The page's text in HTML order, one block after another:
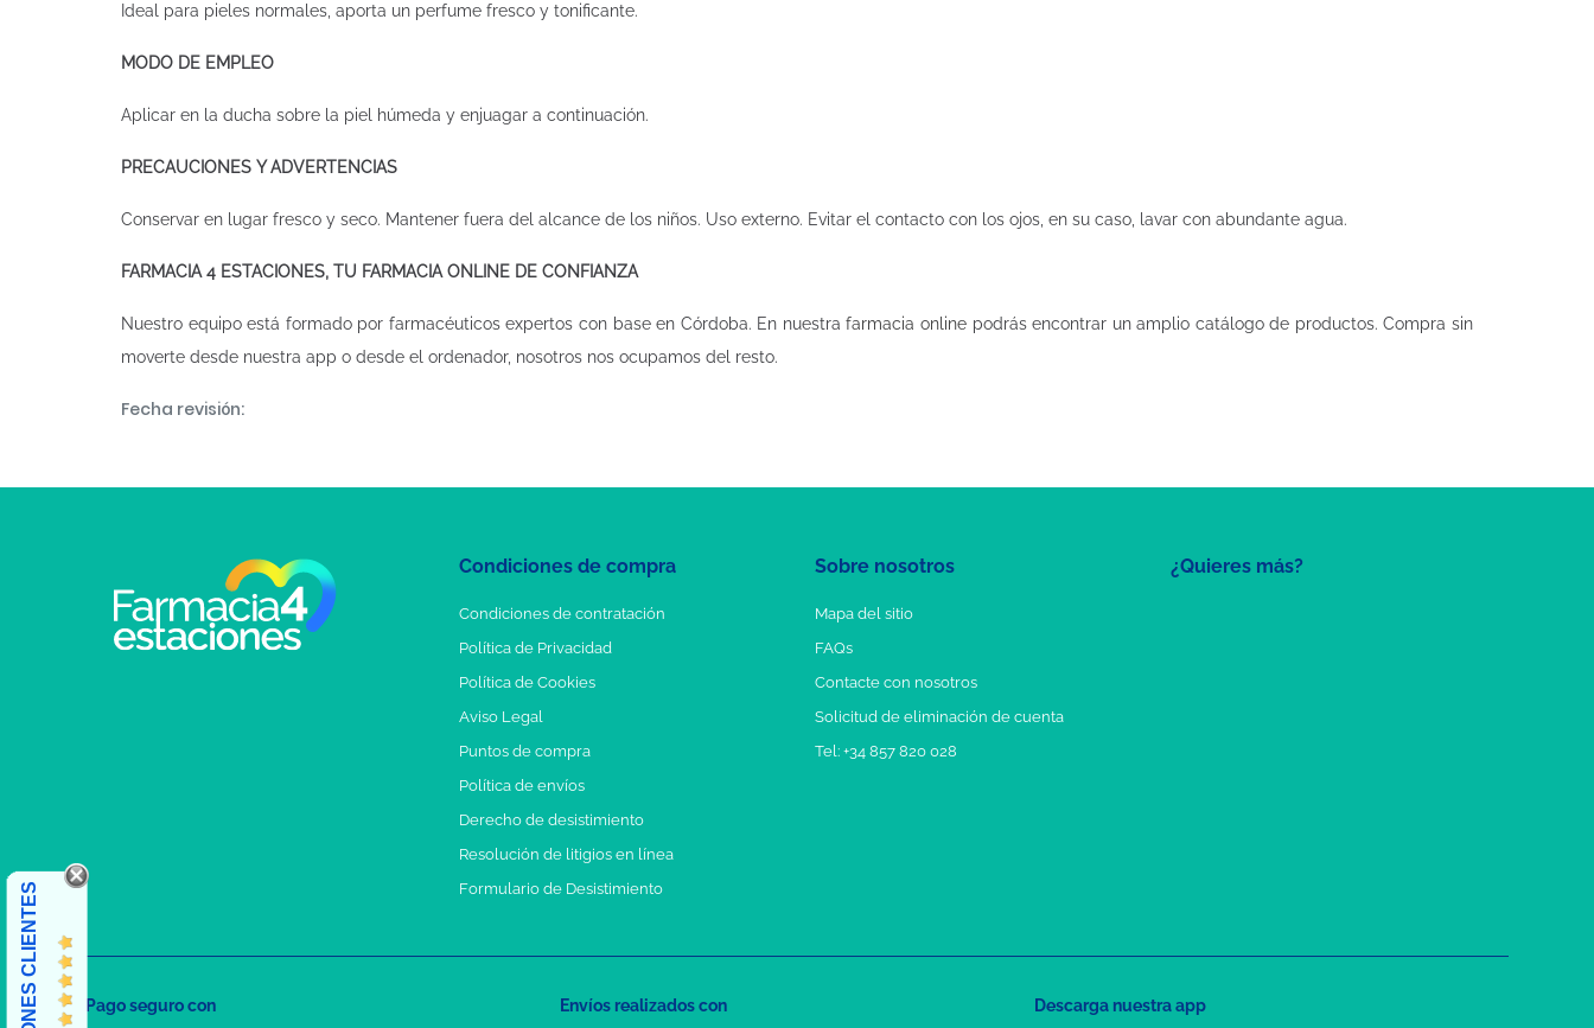
Ideal para pieles normales, aporta un perfume fresco y tonificante.
MODO DE EMPLEO
Aplicar en la ducha sobre la piel húmeda y enjuagar a continuación.
PRECAUCIONES Y ADVERTENCIAS
Conservar en lugar fresco y seco. Mantener fuera del alcance de los niños. Uso externo. Evitar el contacto con los ojos, en su caso, lavar con abundante agua.
FARMACIA 4 ESTACIONES, TU FARMACIA ONLINE DE CONFIANZA
Nuestro equipo está formado por farmacéuticos expertos con base en Córdoba. En nuestrafarmacia onlinepodrás encontrar un amplio catálogo de productos. Compra sin
moverte desde nuestra app o desde el ordenador, nosotros nos ocupamos del resto.
Fecha revisión:
¿Quieres más?
Condiciones de compra
Condiciones de contratación
Política de Privacidad
Política de Cookies
Aviso Legal
Puntos de compra
Política de envíos
Derecho de desistimiento
Resolución de litigios en línea
Formulario de Desistimiento
Sobre nosotros
Mapa del sitio
FAQs
Contacte con nosotros
Solicitud de eliminación de cuenta
Tel: +34 857 820 028
OPINIONES CLIENTES Pago seguro con Envíos realizados con Descarga nuestra app